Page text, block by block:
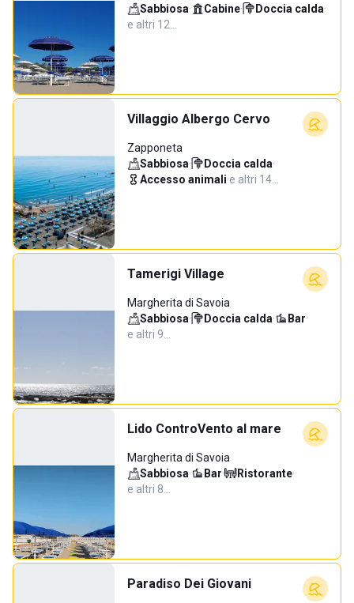
Sabbiosa· Cabine· Doccia calda·
e altri 12…
Villaggio Albergo Cervo
Zapponeta
Sabbiosa· Doccia calda·
Accesso animali·e altri 14…
Tamerigi Village
Margherita di Savoia
Sabbiosa· Doccia calda· Bar·
e altri 9…
Lido ControVento al mare
Margherita di Savoia
Sabbiosa· Bar· Ristorante·
e altri 8…
Paradiso Dei Giovani